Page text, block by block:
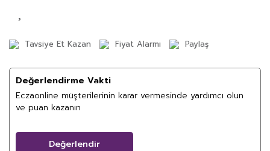
Tavsiye Et Kazan Fiyat Alarmı Paylaş
Değerlendirme Vakti
Eczaonline müşterilerinin karar vermesinde yardımcı olun
ve puan kazanın
Değerlendir